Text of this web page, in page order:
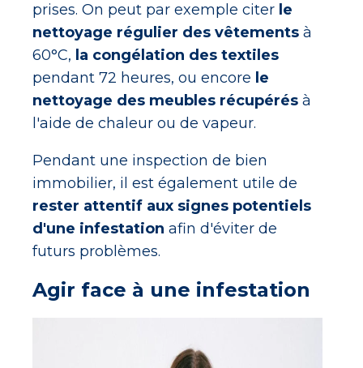
prises. On peut par exemple citer le
nettoyage régulier des vêtements à
60°C, la congélation des textiles
pendant 72 heures, ou encore le
nettoyage des meubles récupérés à
l'aide de chaleur ou de vapeur.
Pendant une inspection de bien
immobilier, il est également utile de
rester attentif aux signes potentiels
d'une infestation afin d'éviter de
futurs problèmes.
Agir face à une infestation